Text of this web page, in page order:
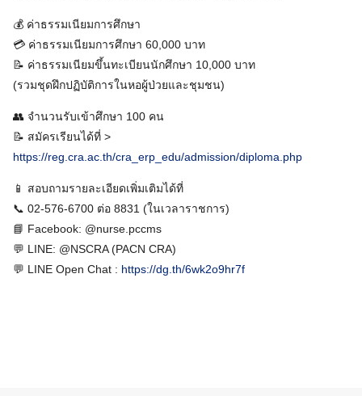
💰 ค่าธรรมเนียมการศึกษา
💳 ค่าธรรมเนียมการศึกษา 60,000 บาท
📝 ค่าธรรมเนียมขึ้นทะเบียนนักศึกษา 10,000 บาท
(รวมชุดฝึกปฏิบัติการในหอผู้ป่วยและชุมชน)
👥 จำนวนรับเข้าศึกษา 100 คน
📝 สมัครเรียนได้ที่ >
https://reg.cra.ac.th/cra_erp_edu/admission/diploma.php
📱 สอบถามรายละเอียดเพิ่มเติมได้ที่
📞 02-576-6700 ต่อ 8831 (ในเวลาราชการ)
📘 Facebook: @nurse.pccms
💬 LINE: @NSCRA (PACN CRA)
💬 LINE Open Chat : https://dg.th/6wk2o9hr7f